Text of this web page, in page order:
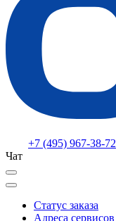
+7 (495) 967-38-72
Чат
Статус заказа
Адреса сервисов